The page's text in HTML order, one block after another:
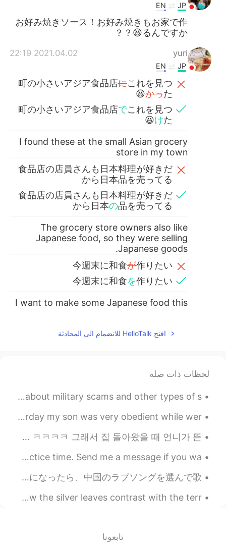
JP
EN
お好み焼きソース！お好み焼きもお家で作
るんですか😆？？
yuri
2021.04.02 22:19
JP
EN
町の小さいアジア食品店にこれを見つ
かった😆
町の小さいアジア食品店でこれを見つ
けた😆
I found these at the small Asian grocery
store in my town
食品店の店員さんも日本料理が好きだ
から日本品を売ってる
食品店の店員さんも日本料理が好きだ
から日本の品を売ってる
The grocery store owners also like
Japanese food, so they were selling
Japanese goods.
今週末に和食が作りたい
今週末に和食を作りたい
I want to make some Japanese food this
ちなみに息子のためにじゃがりこも買った
افتح HelloTalk للانضمام الى المحادثة
لحظات ذات صله
BE VERY CAREFUL! Lately, I have been seeing many posts about military scams and other types of s...
昨日の買い物をしてる時に、息子はとても素直だったので私は帰り道にコンビニに息子にこのご褒美を買ってあげた Yesterday my son was very obedient while wer...
언니도 나도 메이크업 네일 하이힐 등등 이런거 잘 안해요 꾸미는 게 시간 많이 걸리고 불편하니까 귀찮아서 그냥 아예 안 하게 돼요 ㅋㅋㅋㅋ 그래서 집 돌아왔을 때 언니가 뜬...
Good evening wonderful people! It is English speaking practice time. Send me a message if you wa...
好きな人はカラオケが大好きで、行こう！行こう！ってずっと言っていて、昨日はやっと行くことになった！友達と一緒に行って、彼の彼女さんの隣で座っていた😅 彼の番になったら、中国のラブソングを選んで歌...
I bought this Sansevieria “Sayuri” yesterday! I love how the silver leaves contrast with the terr...
تابعونا